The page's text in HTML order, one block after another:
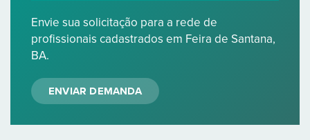
Envie sua solicitação para a rede de
profissionais cadastrados em Feira de Santana,
BA.
ENVIAR DEMANDA